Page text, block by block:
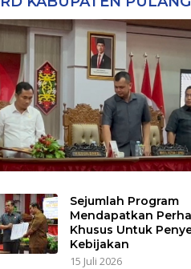
Sejumlah Program
Mendapatkan
Khusus Untuk
Kebijakan
15 Juli 2026